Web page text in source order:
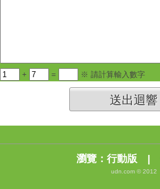
+ = ※ 請計算輸入數字
送出迴響
瀏覽： 行動版 |
udn.com © 2012